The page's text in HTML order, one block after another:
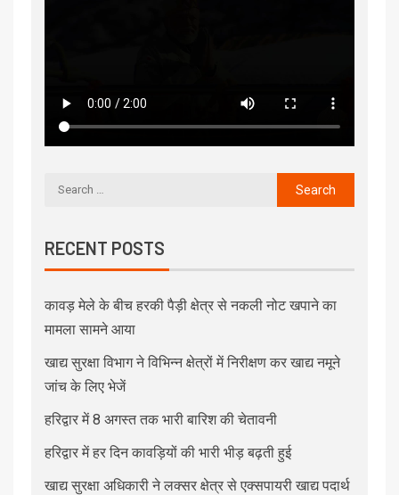
RECENT POSTS
कावड़ मेले के बीच हरकी पैड़ी क्षेत्र से नकली नोट खपाने का
मामला सामने आया
खाद्य सुरक्षा विभाग ने विभिन्न क्षेत्रों में निरीक्षण कर खाद्य नमूने
जांच के लिए भेजें
हरिद्वार में 8 अगस्त तक भारी बारिश की चेतावनी
हरिद्वार में हर दिन कावड़ियों की भारी भीड़ बढ़ती हुई
खाद्य सुरक्षा अधिकारी ने लक्सर क्षेत्र से एक्सपायरी खाद्य पदार्थ